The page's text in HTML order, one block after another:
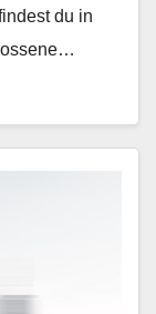
du in